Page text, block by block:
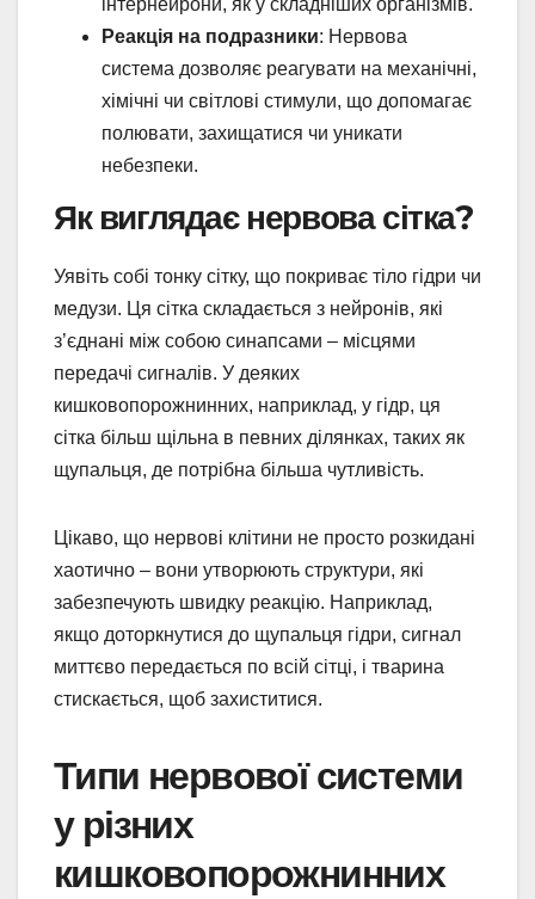
Реакція на подразники: Нервова
система дозволяє реагувати на механічні,
хімічні чи світлові стимули, що допомагає
полювати, захищатися чи уникати
небезпеки.
Як виглядає нервова сітка?
Уявіть собі тонку сітку, що покриває тіло гідри чи
медузи. Ця сітка складається з нейронів, які
з’єднані між собою синапсами – місцями
передачі сигналів. У деяких
кишковопорожнинних, наприклад, у гідр, ця
сітка більш щільна в певних ділянках, таких як
щупальця, де потрібна більша чутливість.
Цікаво, що нервові клітини не просто розкидані
хаотично – вони утворюють структури, які
забезпечують швидку реакцію. Наприклад,
якщо доторкнутися до щупальця гідри, сигнал
миттєво передається по всій сітці, і тварина
стискається, щоб захиститися.
Типи нервової системи
у різних
кишковопорожнинних